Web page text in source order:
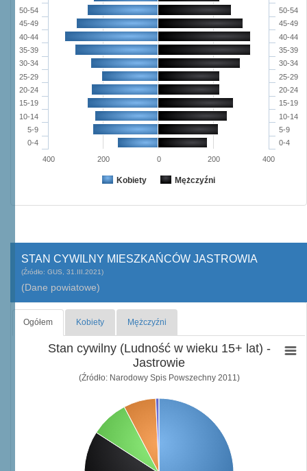
Kobiety Mężczyźni
0-4
5-9
10-14
15-19
20-24
25-29
30-34
35-39
40-44
45-49
50-54
0-4
5-9
10-14
15-19
20-24
25-29
30-34
35-39
40-44
45-49
50-54
400 200 0 200 400
STAN CYWILNY MIESZKAŃCÓW JASTROWIA
(Źródło: GUS, 31.III.2021)
(Dane powiatowe)
Ogółem Kobiety Mężczyźni
Stan cywilny (Ludność w wieku 15+ lat) -
Jastrowie
(Źródło: Narodowy Spis Powszechny 2011)